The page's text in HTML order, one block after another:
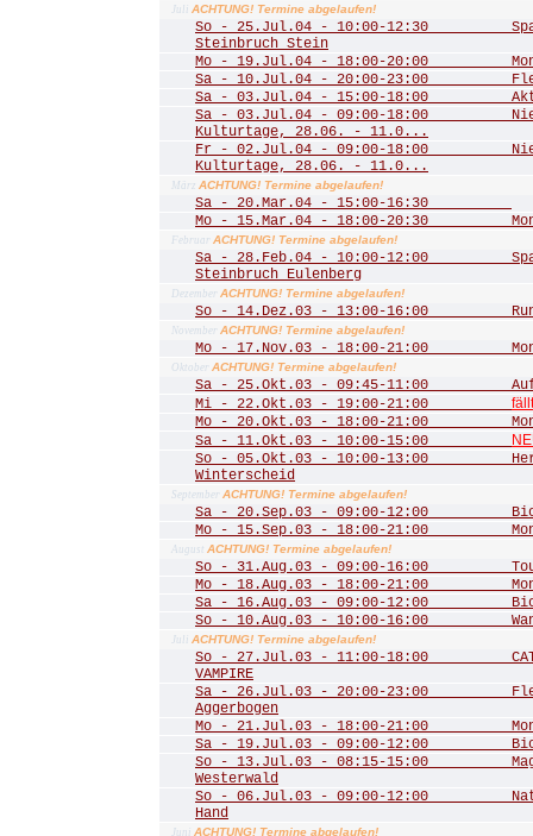
Juli ACHTUNG! Termine abgelaufen!
So - 25.Jul.04 - 10:00-12:30
Steinbruch Stein
Mo - 19.Jul.04 - 18:00-20:00
Sa - 10.Jul.04 - 20:00-23:00
Sa - 03.Jul.04 - 15:00-18:00
Sa - 03.Jul.04 - 09:00-18:00
Kulturtage, 28.06. - 11.0...
Fr - 02.Jul.04 - 09:00-18:00
Kulturtage, 28.06. - 11.0...
März ACHTUNG! Termine abgelaufen!
Sa - 20.Mar.04 - 15:00-16:30
Mo - 15.Mar.04 - 18:00-20:30
Februar ACHTUNG! Termine abgelaufen!
Sa - 28.Feb.04 - 10:00-12:00
Steinbruch Eulenberg
Dezember ACHTUNG! Termine abgelaufen!
So - 14.Dez.03 - 13:00-16:00 Rund
November ACHTUNG! Termine abgelaufen!
Mo - 17.Nov.03 - 18:00-21:00
Oktober ACHTUNG! Termine abgelaufen!
Sa - 25.Okt.03 - 09:45-11:00
Mi - 22.Okt.03 - 19:00-21:00
Mo - 20.Okt.03 - 18:00-21:00
Sa - 11.Okt.03 - 10:00-15:00
So - 05.Okt.03 - 10:00-13:00
Winterscheid
September ACHTUNG! Termine abgelaufen!
Sa - 20.Sep.03 - 09:00-12:00
Mo - 15.Sep.03 - 18:00-21:00
August ACHTUNG! Termine abgelaufen!
So - 31.Aug.03 - 09:00-16:00 Tour
Mo - 18.Aug.03 - 18:00-21:00
Sa - 16.Aug.03 - 09:00-12:00
So - 10.Aug.03 - 10:00-16:00
Juli ACHTUNG! Termine abgelaufen!
So - 27.Jul.03 - 11:00-18:00 CATS
VAMPIRE
Sa - 26.Jul.03 - 20:00-23:00
Aggerbogen
Mo - 21.Jul.03 - 18:00-21:00
Sa - 19.Jul.03 - 09:00-12:00
So - 13.Jul.03 - 08:15-15:00
Westerwald
So - 06.Jul.03 - 09:00-12:00
Hand
Juni ACHTUNG! Termine abgelaufen!